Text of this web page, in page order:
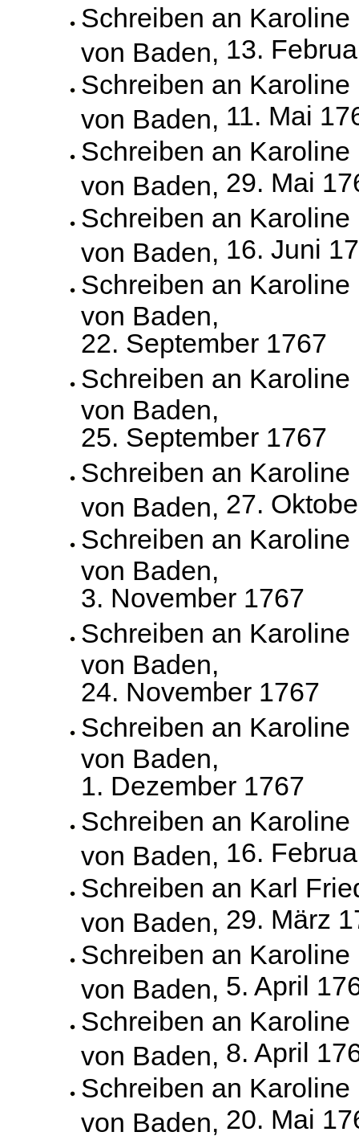
Schreiben an Karoline
von Baden, 13.
Schreiben an Karoline
von Baden, 11. Mai
Schreiben an Karoline
von Baden, 29. Mai
Schreiben an Karoline
von Baden, 16. Juni
Schreiben an Karoline
von Baden,
22. September 1767
Schreiben an Karoline
von Baden,
25. September 1767
Schreiben an Karoline
von Baden, 27.
Schreiben an Karoline
von Baden,
3. November 1767
Schreiben an Karoline
von Baden,
24. November 1767
Schreiben an Karoline
von Baden,
1. Dezember 1767
Schreiben an Karoline
von Baden, 16.
Schreiben an Karl
von Baden, 29. März
Schreiben an Karoline
von Baden, 5. April
Schreiben an Karoline
von Baden, 8. April
Schreiben an Karoline
von Baden, 20. Mai